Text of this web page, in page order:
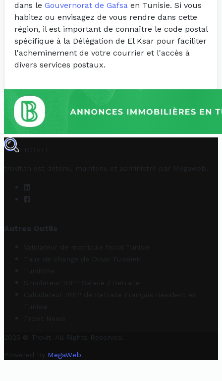
dans le Gouvernorat de Gafsa en Tunisie. Si vous
habitez ou envisagez de vous rendre dans cette
région, il est important de connaître le code postal
spécifique à la Délégation de El Ksar pour faciliter
l'acheminement de votre courrier et l'accès à
divers services postaux.
TROVIT
trovit.tn est détenu, maintenu et administré par Megaweb
Autres Outils
Validateur de matricule fiscal Tunisie
Taux de change de Dinar Tunisien
TuniRIBs
Simulateur IRPP Salarié / Retraité
Calculateur IRPP de Retraité Français Résident en
Tunisie
Trovit News
2025 © Trovit. All Rights Reserved.
Powered By MegaWeb